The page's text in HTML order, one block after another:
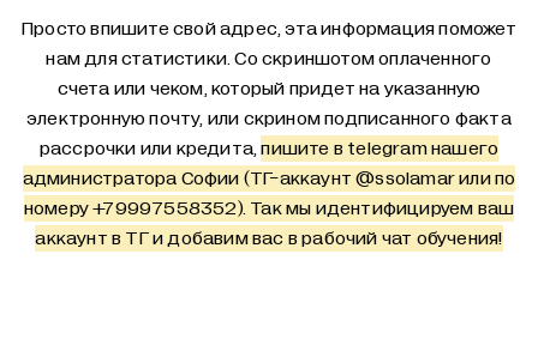
Просто впишите свой адрес, эта информация поможет
нам для статистики. Со скриншотом оплаченного
счета или чеком, который придет на указанную
электронную почту, или скрином подписанного факта
рассрочки или кредита,пишите в telegram нашего
администратора Софии (ТГ-аккаунт@ssolamarили по
номеру +79997558352). Так мы идентифицируем ваш
аккаунт в ТГ и добавим вас в рабочий чат обучения!